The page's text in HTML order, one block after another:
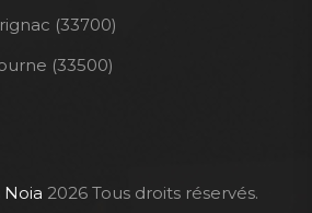
(33700)
(33500)
Noia 2026 Tous droits réservés.